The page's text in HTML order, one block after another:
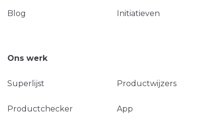
Blog Initiatieven
Ons werk
Superlijst Productwijzers
Productchecker App